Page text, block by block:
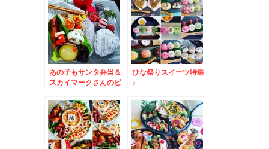
あの子もサンタ弁当＆
スカイマークさんのピ
ットカット」ドンだけ
～～～！！！？？？(
´艸｀)
ひな祭りスイーツ特集
♪